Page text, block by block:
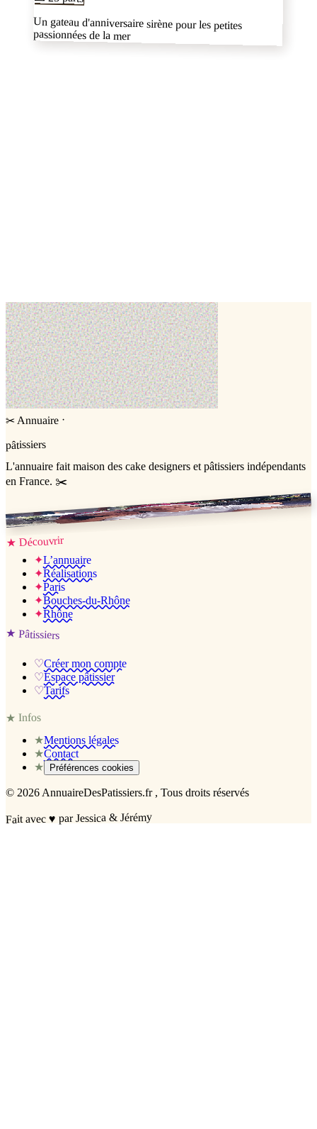
Un gateau d'anniversaire sirène pour les petites
passionnées de la mer
Cake designImpression alimentaire
✂ Annuaire ·
pâtissiers
L'annuaire fait maison des cake designers et pâtissiers indépendants
en France. ✂️
Jessica & Jérémy ♡
★ Découvrir
✦L’annuaire
✦Réalisations
✦Paris
✦Bouches-du-Rhône
✦Rhône
★ Pâtissiers
♡Créer mon compte
♡Espace pâtissier
♡Tarifs
★Infos
★Mentions légales
★Contact
★
Préférences cookies
© 2026 AnnuaireDesPatissiers.fr , Tous droits réservés
Fait avec♥ par Jessica & Jérémy